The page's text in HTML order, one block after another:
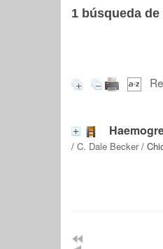
1 búsqueda
/ C. Dale Becker/